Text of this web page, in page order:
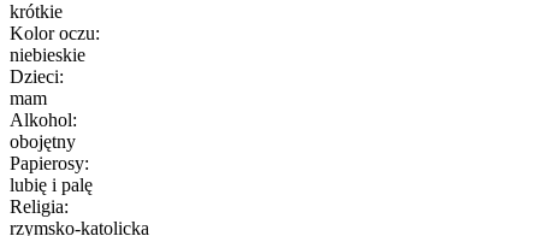
krótkie
Kolor oczu:
niebieskie
Dzieci:
mam
Alkohol:
obojętny
Papierosy:
lubię i palę
Religia:
rzymsko-katolicka